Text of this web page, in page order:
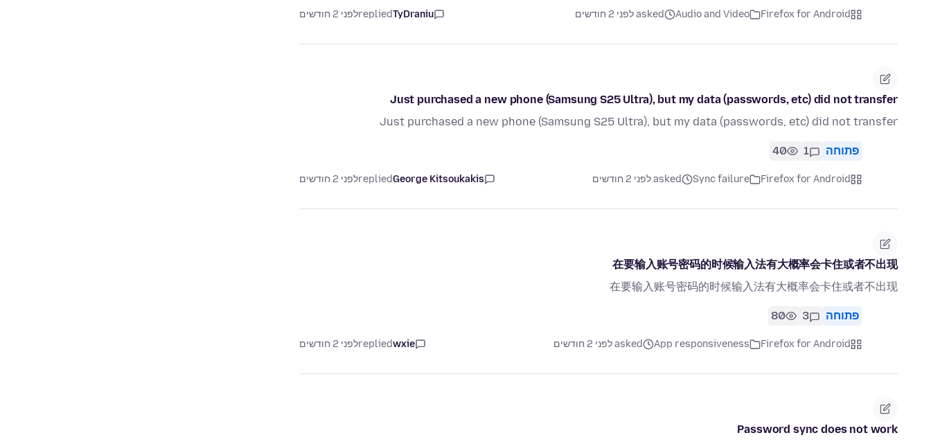
Firefox for Android
Audio and Video asked לפני 2 חודשים TyDraniu
repliedלפני 2 חודשים
Just purchased a new phone (Samsung S25 Ultra), but my data (passwords, etc) did not transfer
Just purchased a new phone (Samsung S25 Ultra), but my data (passwords, etc) did not transfer
פתוחה 1
40
Firefox for Android
Sync failure asked לפני 2 חודשים George Kitsoukakis
repliedלפני 2 חודשים
在要输入账号密码的时候输入法有大概率会卡住或者不出现
在要输入账号密码的时候输入法有大概率会卡住或者不出现
פתוחה 3
80
Firefox for Android
App responsiveness asked לפני 2 חודשים wxie
repliedלפני 2 חודשים
Password sync does not work